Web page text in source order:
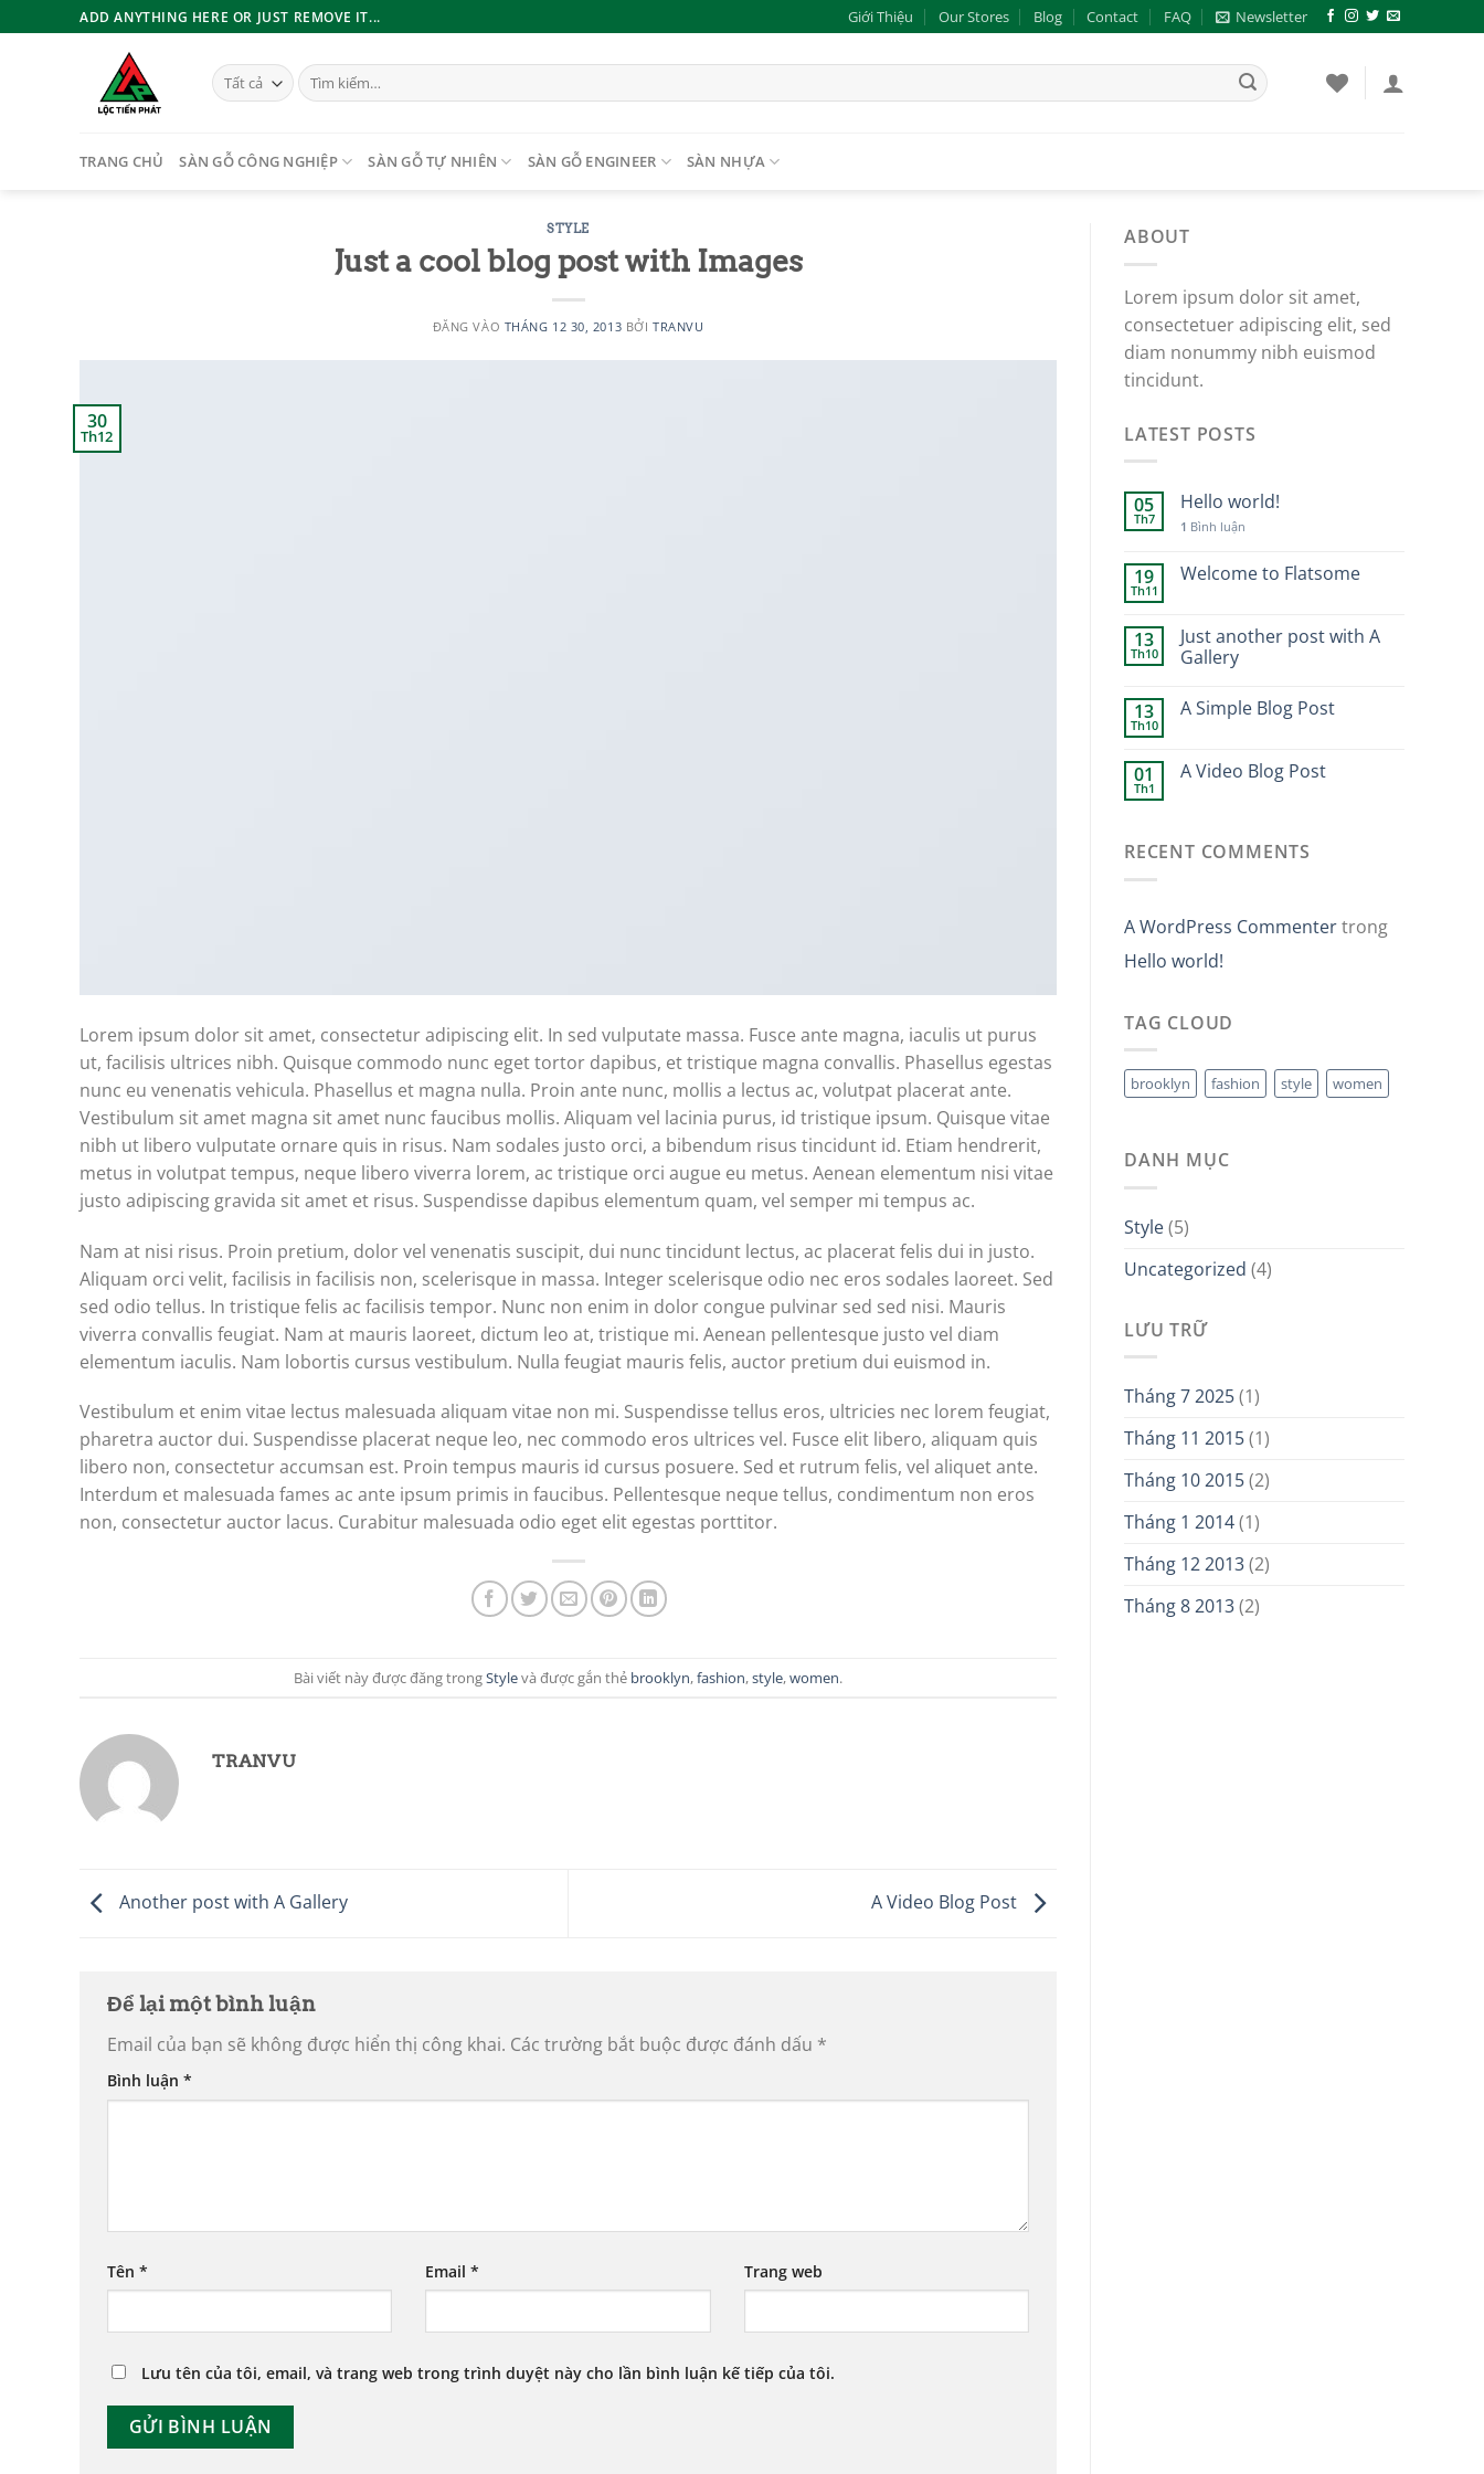
qua
ADD ANYTHING HERE OR JUST REMOVE IT... Giới Thiệu Our Stores Blog Contact FAQ Newsletter
Tìm
kiếm:
TRANG CHỦ SÀN GỖ CÔNG NGHIỆP SÀN GỖ TỰ NHIÊN SÀN GỖ ENGINEER SÀN NHỰA
STYLE
Just a cool blog post with Images
ĐĂNG VÀO THÁNG 12 30, 2013 BỞI TRANVU
30
Th12
Lorem ipsum dolor sit amet, consectetur adipiscing elit. In sed vulputate massa. Fusce ante magna, iaculis ut purus
ut, facilisis ultrices nibh. Quisque commodo nunc eget tortor dapibus, et tristique magna convallis. Phasellus egestas
nunc eu venenatis vehicula. Phasellus et magna nulla. Proin ante nunc, mollis a lectus ac, volutpat placerat ante.
Vestibulum sit amet magna sit amet nunc faucibus mollis. Aliquam vel lacinia purus, id tristique ipsum. Quisque vitae
nibh ut libero vulputate ornare quis in risus. Nam sodales justo orci, a bibendum risus tincidunt id. Etiam hendrerit,
metus in volutpat tempus, neque libero viverra lorem, ac tristique orci augue eu metus. Aenean elementum nisi vitae
justo adipiscing gravida sit amet et risus. Suspendisse dapibus elementum quam, vel semper mi tempus ac.
Nam at nisi risus. Proin pretium, dolor vel venenatis suscipit, dui nunc tincidunt lectus, ac placerat felis dui in justo.
Aliquam orci velit, facilisis in facilisis non, scelerisque in massa. Integer scelerisque odio nec eros sodales laoreet. Sed
sed odio tellus. In tristique felis ac facilisis tempor. Nunc non enim in dolor congue pulvinar sed sed nisi. Mauris
viverra convallis feugiat. Nam at mauris laoreet, dictum leo at, tristique mi. Aenean pellentesque justo vel diam
elementum iaculis. Nam lobortis cursus vestibulum. Nulla feugiat mauris felis, auctor pretium dui euismod in.
Vestibulum et enim vitae lectus malesuada aliquam vitae non mi. Suspendisse tellus eros, ultricies nec lorem feugiat,
pharetra auctor dui. Suspendisse placerat neque leo, nec commodo eros ultrices vel. Fusce elit libero, aliquam quis
libero non, consectetur accumsan est. Proin tempus mauris id cursus posuere. Sed et rutrum felis, vel aliquet ante.
Interdum et malesuada fames ac ante ipsum primis in faucibus. Pellentesque neque tellus, condimentum non eros
non, consectetur auctor lacus. Curabitur malesuada odio eget elit egestas porttitor.
Bài viết này được đăng trongStylevà được gắn thẻ brooklyn,fashion,style,women.
TRANVU
Another post with A Gallery A Video Blog Post
Để lại một bình luận
Email của bạn sẽ không được hiển thị công khai. Các trường bắt buộc được đánh dấu *
Bình luận *
Tên * Email* Trang web
Lưu tên của tôi, email, và trang web trong trình duyệt này cho lần bình luận kế tiếp của tôi.
ABOUT
Lorem ipsum dolor sit amet,
consectetuer adipiscing elit, sed
diam nonummy nibh euismod
tincidunt.
LATEST POSTS
05
Th7
Hello world!
1 Bình luận
19
Th11
Welcome to Flatsome
13
Th10
Just another post with A
Gallery
13
Th10
A Simple Blog Post
01
Th1
A Video Blog Post
RECENT COMMENTS
A WordPress Commentertrong
Hello world!
TAG CLOUD
brooklyn fashion style women
DANH MỤC
Style(5)
Uncategorized (4)
LƯU TRỮ
Tháng 7 2025(1)
Tháng 11 2015(1)
Tháng 10 2015(2)
Tháng 1 2014(1)
Tháng 12 2013(2)
Tháng 8 2013(2)